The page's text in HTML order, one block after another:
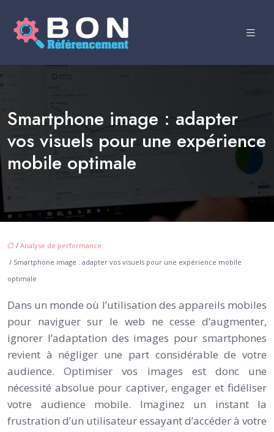
Smartphone image : adapter
vos visuels pour une expérience
mobile optimale
/ Analyse de performance
/ Smartphone image : adapter vos visuels pour une expérience mobile
optimale
Dans un monde où l’utilisation des appareils mobiles
pour naviguer sur le web ne cesse d’augmenter,
ignorer l’adaptation des images pour smartphones
revient à négliger une part considérable de votre
audience. Optimiser vos images est donc une
nécessité absolue pour captiver, engager et fidéliser
votre audience mobile. Imaginez un instant la
frustration d’un utilisateur essayant d’accéder à votre